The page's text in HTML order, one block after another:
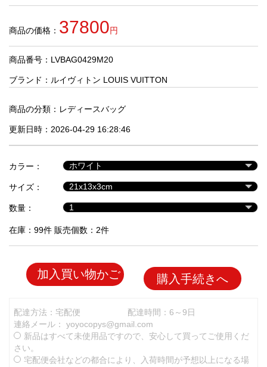
商
人
気
商
セ
ル
品
商品の価格： 37800円
商品番号：LVBAG0429M20
ブランド： ルイヴィトン LOUIS VUITTON
商品の分類： レディースバッグ
更新日時：2026-04-29 16:28:46
カラー：
サイズ：
数量：
在庫：99件 販売個数：2件
加入買い物かご 購入手続きへ
配達方法：宅配便
配達時間：6～9日
連絡メール： yoyocopys@gmail.com
新品はすべて未使用品ですので、安心して買ってご使用くだ
さい。
宅配便会社などの都合により、入荷時間が予想以上になる場